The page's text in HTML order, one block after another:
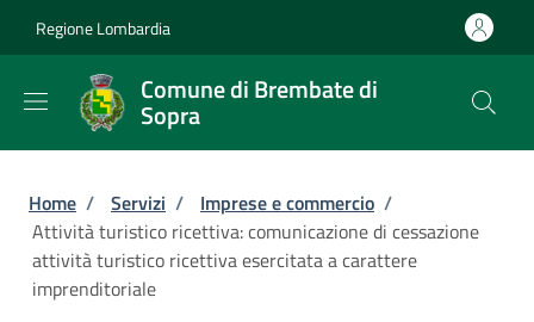
Regione Lombardia
Comune di Brembate di
Sopra
Briciole di pane
Home / Servizi / Imprese e commercio /
Attività turistico ricettiva: comunicazione di cessazione
attività turistico ricettiva esercitata a carattere
imprenditoriale